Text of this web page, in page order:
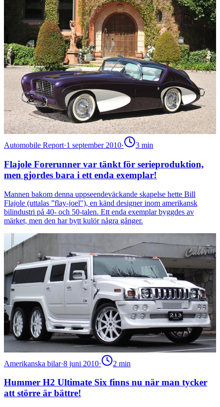
Automobile Report·1 september 2010· 3 min
Flajole Forerunner var tänkt för serieproduktion,
men gjordes bara i ett enda exemplar!
Mannen bakom denna uppseendeväckande skapelse hette Bill
Flajole (uttalas ”flay-joel"), en känd designer inom amerikansk
bilindustri på 40- och 50-talen. Ett enda exemplar byggdes av
märket, men den har bytt kulör några gånger.
Amerikanska bilar·8 juni 2010· 2 min
Hummer H2 Ultimate Six finns nu när man tycker
att större är bättre!